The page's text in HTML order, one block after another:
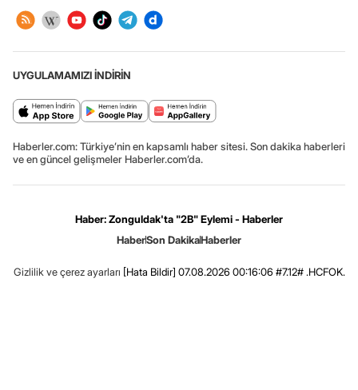
UYGULAMAMIZI İNDİRİN
Haberler.com: Türkiye’nin en kapsamlı haber sitesi. Son dakika haberleri
ve en güncel gelişmeler Haberler.com’da.
Haber: Zonguldak'ta "2B" Eylemi - Haberler
HaberSon DakikaHaberler
Gizlilik ve çerez ayarları [Hata Bildir] 07.08.2026 00:16:06 #7.12# .HCFOK.